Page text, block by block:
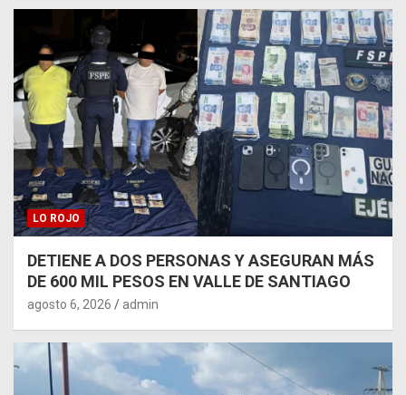
LO ROJO
DETIENE A DOS PERSONAS Y ASEGURAN MÁS
DE 600 MIL PESOS EN VALLE DE SANTIAGO
agosto 6, 2026 admin